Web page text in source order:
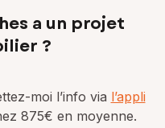
a un projet
?
moi l’info via l’appli
875€ en moyenne.